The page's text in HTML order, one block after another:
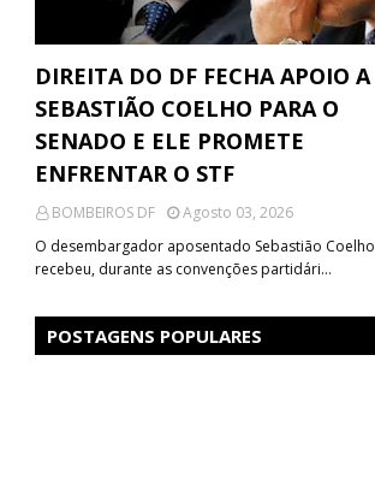
DIREITA DO DF FECHA APOIO A
SEBASTIÃO COELHO PARA O
SENADO E ELE PROMETE
ENFRENTAR O STF
BOMBEIROS DF
Agosto 03, 2026
O desembargador aposentado Sebastião Coelho
recebeu, durante as convenções partidári…
POSTAGENS POPULARES